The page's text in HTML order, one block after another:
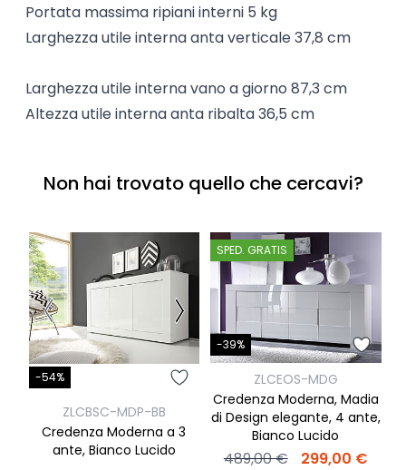
Portata massima ripiani interni 5 kg
Larghezza utile interna anta verticale 37,8 cm
Larghezza utile interna vano a giorno 87,3 cm
Altezza utile interna anta ribalta 36,5 cm
Non hai trovato quello che cercavi?
-54%
ZLCBSC-MDP-BB
Credenza Moderna a 3
ante, Bianco Lucido
SPED. GRATIS
-39%
ZLCEOS-MDG
Credenza Moderna, Madia
di Design elegante, 4 ante,
Bianco Lucido
489,00 € 299,00 €